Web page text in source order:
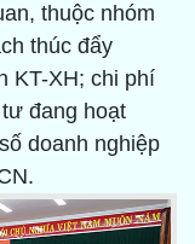
thuộc nhóm
thúc đẩy
KT-XH; chi phí
đang hoạt
doanh nghiệp